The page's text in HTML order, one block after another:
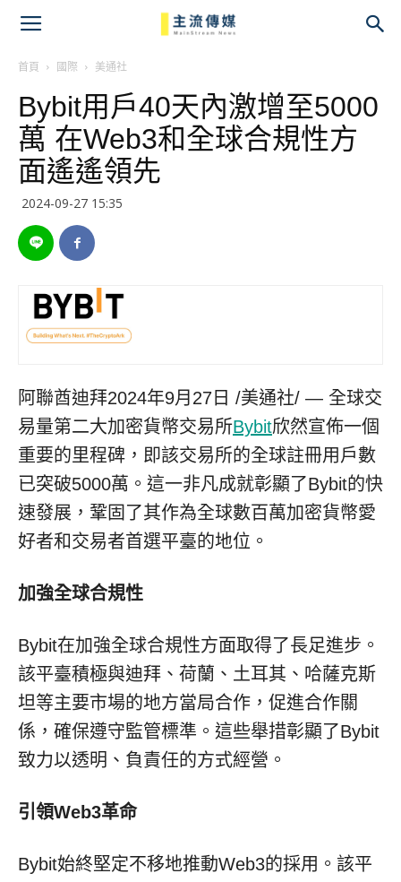
首頁 國際 美通社
Bybit用戶40天內激增至5000
萬 在Web3和全球合規性方
面遙遙領先
2024-09-27 15:35
阿聯酋迪拜2024年9月27日 /美通社/ — 全球交
易量第二大加密貨幣交易所Bybit欣然宣佈一個
重要的里程碑，即該交易所的全球註冊用戶數
已突破5000萬。這一非凡成就彰顯了Bybit的快
速發展，鞏固了其作為全球數百萬加密貨幣愛
好者和交易者首選平臺的地位。
加強全球合規性
Bybit在加強全球合規性方面取得了長足進步。
該平臺積極與迪拜、荷蘭、土耳其、哈薩克斯
坦等主要市場的地方當局合作，促進合作關
係，確保遵守監管標準。這些舉措彰顯了Bybit
致力以透明、負責任的方式經營。
引領Web3革命
Bybit始終堅定不移地推動Web3的採用。該平